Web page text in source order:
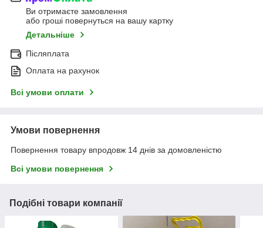
Ви отримаєте замовлення
або гроші повернуться на вашу картку
Детальніше
Післяплата
Оплата на рахунок
Всі умови оплати
Умови повернення
Повернення товару впродовж 14 днів за домовленістю
Всі умови повернення
Подібні товари компанії